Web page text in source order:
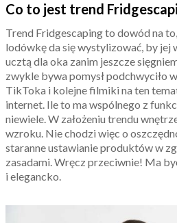
Co to jest trend
Trend Fridgescaping to dowód na
lodówkę da się wystylizować, by jej
ucztą dla oka zanim jeszcze
zwykle bywa pomysł podchwyciło
TikToka i kolejne filmiki na ten
internet. Ile to ma wspólnego z
niewiele. W założeniu trendu
wzroku. Nie chodzi więc o
staranne ustawianie produktów w
zasadami. Wręcz przeciwnie! Ma
i elegancko.